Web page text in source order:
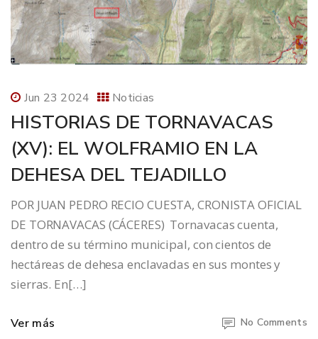
Jun 23 2024 Noticias
HISTORIAS DE TORNAVACAS
(XV): EL WOLFRAMIO EN LA
DEHESA DEL TEJADILLO
POR JUAN PEDRO RECIO CUESTA, CRONISTA OFICIAL
DE TORNAVACAS (CÁCERES) Tornavacas cuenta,
dentro de su término municipal, con cientos de
hectáreas de dehesa enclavadas en sus montes y
sierras. En[…]
Ver más No Comments